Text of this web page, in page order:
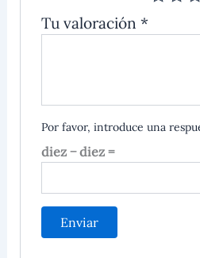
Tu valoración*
Por favor, introduce una
diez − diez =